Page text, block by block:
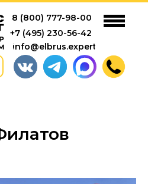
info@elbrus.expert
+7 (495) 230-56-42
8 (800) 777-98-00